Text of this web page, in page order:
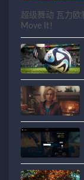
超级舞动 瓦力
Move It！